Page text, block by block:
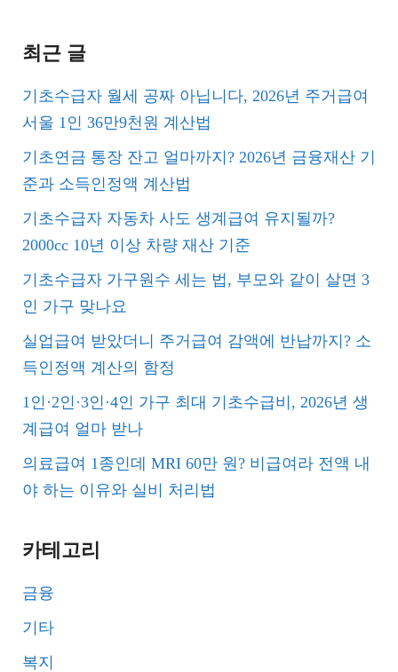
최근 글
기초수급자 월세 공짜 아닙니다, 2026년 주거급여
서울 1인 36만9천원 계산법
기초연금 통장 잔고 얼마까지? 2026년 금융재산 기
준과 소득인정액 계산법
기초수급자 자동차 사도 생계급여 유지될까?
2000cc 10년 이상 차량 재산 기준
기초수급자 가구원수 세는 법, 부모와 같이 살면 3
인 가구 맞나요
실업급여 받았더니 주거급여 감액에 반납까지? 소
득인정액 계산의 함정
1인·2인·3인·4인 가구 최대 기초수급비, 2026년 생
계급여 얼마 받나
의료급여 1종인데 MRI 60만 원? 비급여라 전액 내
야 하는 이유와 실비 처리법
카테고리
금융
기타
복지